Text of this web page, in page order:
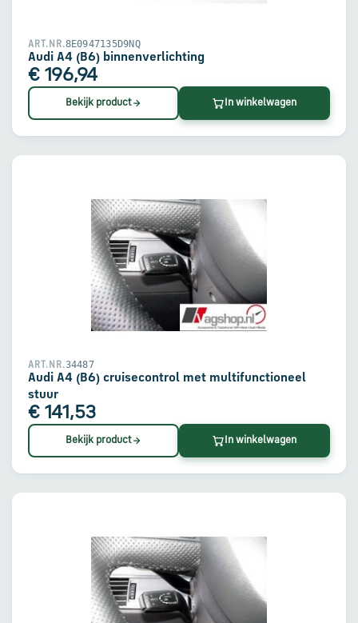
ART.NR.8E0947135D9NQ
Audi A4 (B6) binnenverlichting
€ 196,94
Bekijk product In winkelwagen
ART.NR.34487
Audi A4 (B6) cruisecontrol met multifunctioneel
stuur
€ 141,53
Bekijk product In winkelwagen